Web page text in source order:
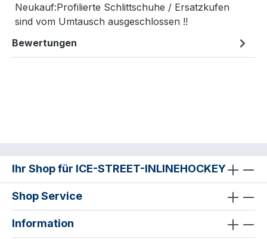
Neukauf:Profilierte Schlittschuhe / Ersatzkufen
sind vom Umtausch ausgeschlossen !!
Bewertungen
Ihr Shop für ICE-STREET-INLINEHOCKEY
Shop Service
Information